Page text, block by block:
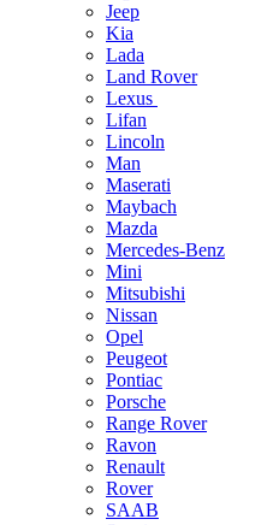
Jeep
Kia
Lada
Land Rover
Lexus
Lifan
Lincoln
Man
Maserati
Maybach
Mazda
Mercedes-Benz
Mini
Mitsubishi
Nissan
Opel
Peugeot
Pontiac
Porsche
Range Rover
Ravon
Renault
Rover
SAAB